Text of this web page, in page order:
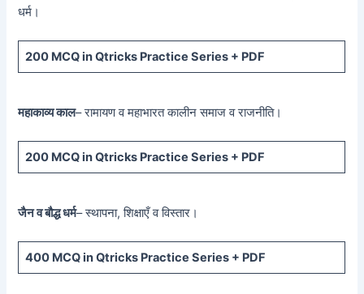
धर्म।
200 MCQin Qtricks Practice Series + PDF
महाकाव्य काल– रामायण व महाभारत कालीन समाज व राजनीति।
200 MCQin Qtricks Practice Series + PDF
जैन व बौद्ध धर्म– स्थापना, शिक्षाएँ व विस्तार।
400 MCQin Qtricks Practice Series + PDF